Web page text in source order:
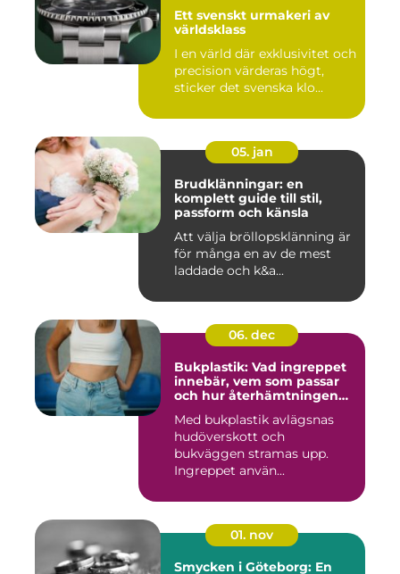
Ett svenskt urmakeri av
världsklass
I en värld där exklusivitet och
precision värderas högt,
sticker det svenska klo...
05. jan
Brudklänningar: en
komplett guide till stil,
passform och känsla
Att välja bröllopsklänning är
för många en av de mest
laddade och k&a...
06. dec
Bukplastik: Vad ingreppet
innebär, vem som passar
och hur återhämtningen
Med bukplastik avlägsnas
hudöverskott och
bukväggen stramas upp.
Ingreppet använ...
01. nov
Smycken i Göteborg: En